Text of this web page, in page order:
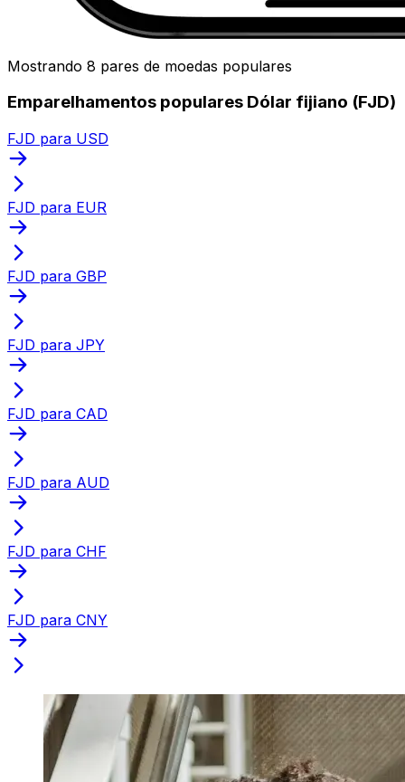
Mostrando 8 pares de moedas populares
Emparelhamentos populares Dólar fijiano (FJD)
FJD para USD
FJD para EUR
FJD para GBP
FJD para JPY
FJD para CAD
FJD para AUD
FJD para CHF
FJD para CNY